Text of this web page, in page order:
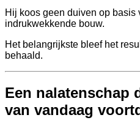
Hij koos geen duiven op basis
indrukwekkende bouw.
Het belangrijkste bleef het
behaald.
Een nalatenschap
van vandaag